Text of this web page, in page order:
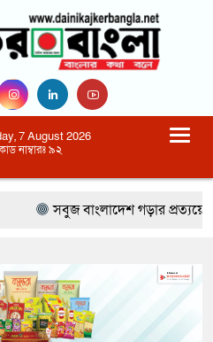
7 August 2026
নাম্বারঃ ৯২
সবুজ বাংলাদেশ গড়ার প্রত্যয়ে